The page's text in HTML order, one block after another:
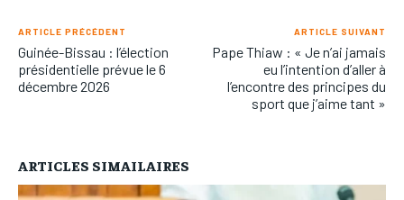
ARTICLE PRÉCÉDENT
Guinée-Bissau : l’élection
présidentielle prévue le 6
décembre 2026
ARTICLE SUIVANT
Pape Thiaw : « Je n’ai jamais
eu l’intention d’aller à
l’encontre des principes du
sport que j’aime tant »
ARTICLES SIMAILAIRES